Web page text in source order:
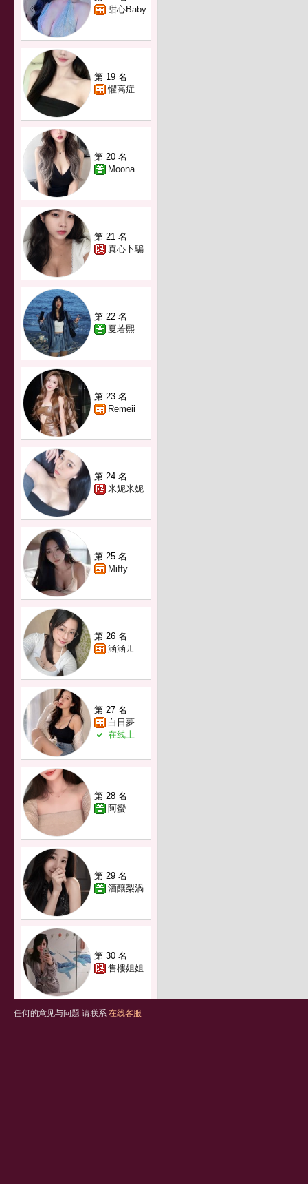
甜心Baby
第 19 名
懼高症
第 20 名
Moona
第 21 名
真心卜騙
第 22 名
夏若熙
第 23 名
Remeii
第 24 名
米妮米妮
第 25 名
Miffy
第 26 名
涵涵ㄦ
第 27 名
白日夢
在线上
第 28 名
阿蠻
第 29 名
酒釀梨渦
第 30 名
售樓姐姐
任何的意见与问题 请联系 在线客服